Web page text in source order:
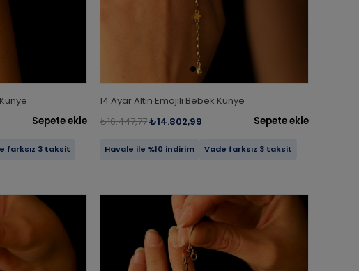
Sepete ekle
farksız 3 taksit
14 Ayar Altın Emojili Bebek Künye
₺16.447,77₺14.802,99 Sepete ekle
Havale ile %10 indirim Vade farksız 3 taksit